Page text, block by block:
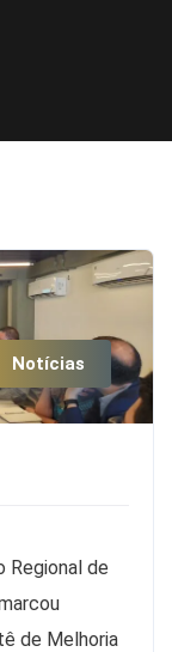
Notícias
Regional de
de Melhoria